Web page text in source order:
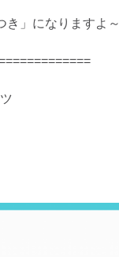
き」になりますよ～